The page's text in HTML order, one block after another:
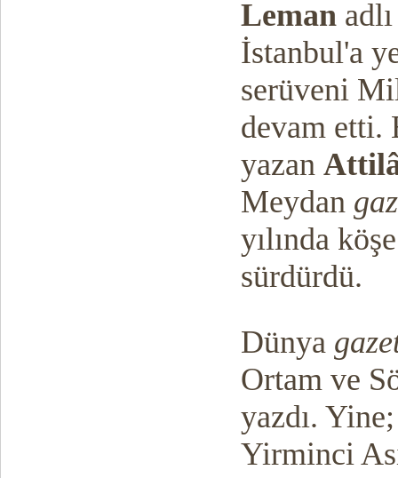
Leman
İstanbul'a
serüveni
devam etti.
yazan
Meydan
yılında
sürdürdü.
Dünya
Ortam ve
yazdı.
Yirminci